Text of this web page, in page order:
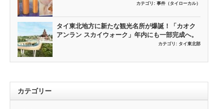
カテゴリ: 事件（タイローカル）
タイ東北地方に新たな観光名所が爆誕！「カオク
アンラン スカイウォーク」年内にも一部完成へ。
カテゴリ: タイ東北部
カテゴリー